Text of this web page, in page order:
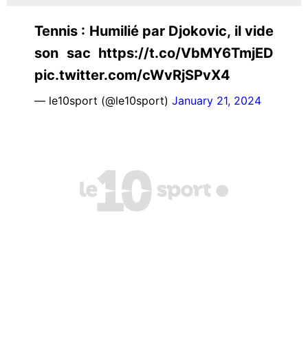
Tennis : Humilié par Djokovic, il vide
son sac https://t.co/VbMY6TmjED
pic.twitter.com/cWvRjSPvX4
— le10sport (@le10sport) January 21, 2024